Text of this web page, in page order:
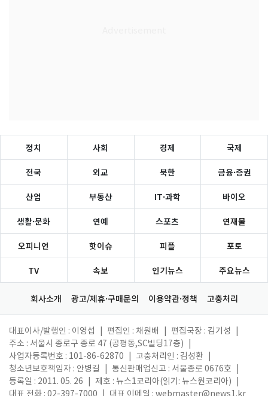
정치 사회 경제 국제
전국 외교 북한 금융·증권
산업 부동산 IT·과학 바이오
생활·문화 연예 스포츠 연재물
오피니언 핫이슈 피플 포토
TV 속보 인기뉴스 주요뉴스
회사소개 광고/제휴·구매문의 이용약관·정책 고충처리
대표이사/발행인 : 이영섭 편집인 : 채원배 편집국장 : 김기성
주소 : 서울시 종로구 종로 47 (공평동,SC빌딩17층)
사업자등록번호 : 101-86-62870
고충처리인 : 김성환
청소년보호책임자 : 안병길
통신판매업신고 : 서울종로 0676호
등록일 : 2011. 05. 26
제호 : 뉴스1코리아(읽기: 뉴스원코리아)
대표 전화 : 02-397-7000
대표 이메일 : webmaster@news1.kr